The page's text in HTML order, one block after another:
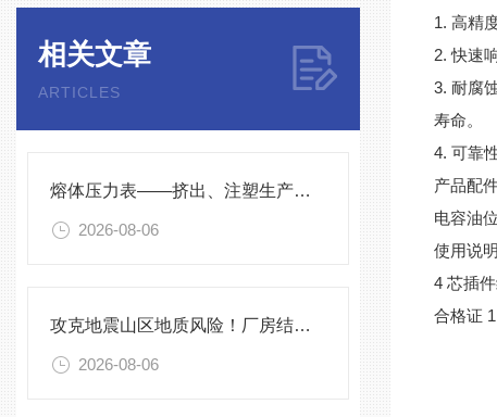
相关文章
ARTICLES
熔体压力表——挤出、注塑生产线的品质命脉！
2026-08-06
攻克地震山区地质风险！厂房结构在线安全监测解决方案应用。
2026-08-06
1. 高精
2. 快速
3. 耐腐
寿命。
4. 可靠
产品配
电容油
使用说
4 芯插
合格证